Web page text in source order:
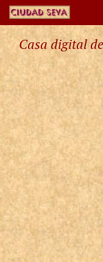
Casa digital